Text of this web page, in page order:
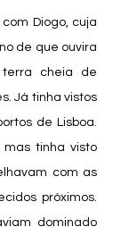
de que ouvira
cheia de
Já tinha vistos
de Lisboa.
mas tinha visto
com as
próximos.
dominado